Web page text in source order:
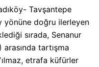
Tavşantepe
yönüne doğru ilerleyen
sırada, Senanur
tartışma
etrafa küfürler